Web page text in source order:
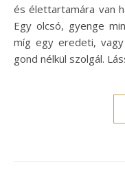
és élettartamára van
Egy olcsó, gyenge
míg egy eredeti,
gond nélkül szolgál.